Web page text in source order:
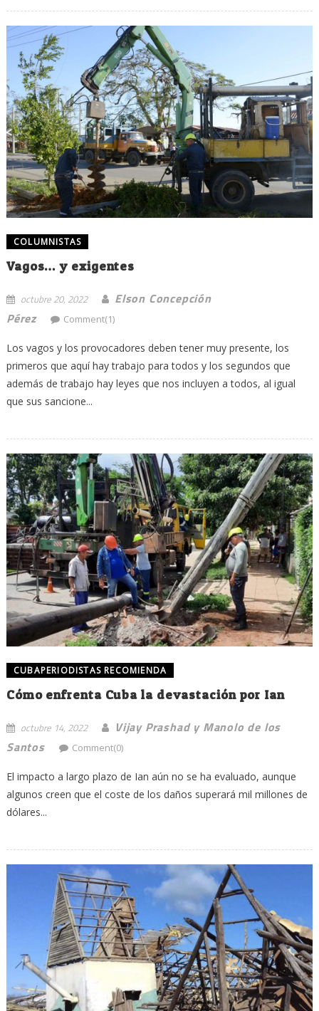
COLUMNISTAS
Vagos… y exigentes
octubre 20, 2022
Elson Concepción
Pérez
Comment(1)
Los vagos y los provocadores deben tener muy presente, los
primeros que aquí hay trabajo para todos y los segundos que
además de trabajo hay leyes que nos incluyen a todos, al igual
que sus sancione...
CUBAPERIODISTAS RECOMIENDA
Cómo enfrenta Cuba la devastación por Ian
octubre 14, 2022
Vijay Prashad y Manolo de los
Santos
Comment(0)
El impacto a largo plazo de Ian aún no se ha evaluado, aunque
algunos creen que el coste de los daños superará mil millones de
dólares...